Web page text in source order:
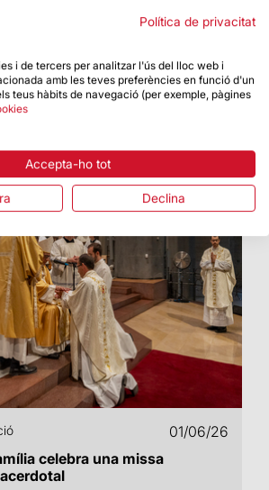
la contribució cultural,
de la Basílica
01/06/26
celebra una missa
Política de privacitat
i de tercers per analitzar l'ús del lloc web i
amb les teves preferències en funció d'un
teus hàbits de navegació (per exemple, pàgines
Accepta-ho tot
Declina